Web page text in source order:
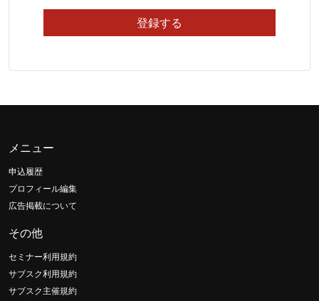
メニュー
申込履歴
プロフィール編集
広告掲載について
その他
セミナー利用規約
サブスク利用規約
サブスク主催規約